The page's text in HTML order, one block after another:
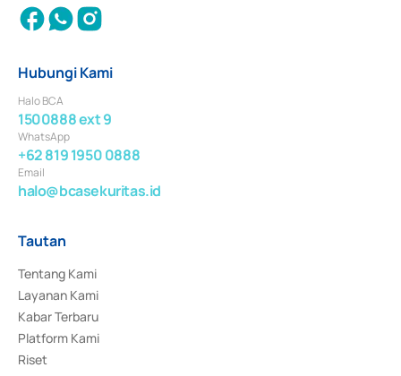
Hubungi Kami
Halo BCA
1500888 ext 9
WhatsApp
+62 819 1950 0888
Email
halo@bcasekuritas.id
Tautan
Tentang Kami
Layanan Kami
Kabar Terbaru
Platform Kami
Riset